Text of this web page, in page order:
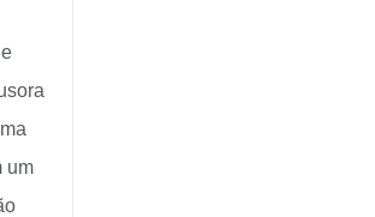
um